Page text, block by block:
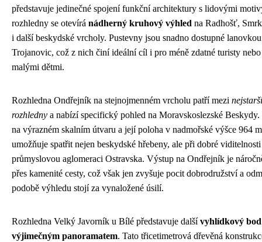
představuje jedinečné spojení funkční architektury s lidovými
rozhledny se otevírá nádherný kruhový výhled na Radhošť,
i další beskydské vrcholy. Pustevny jsou snadno dostupné
Trojanovic, což z nich činí ideální cíl i pro méně zdatné turisty
malými dětmi.
Rozhledna Ondřejník na stejnojmenném vrcholu patří mezi
rozhledny a nabízí specifický pohled na Moravskoslezské Beskydy.
na výrazném skalním útvaru a její poloha v nadmořské výšce 964
umožňuje spatřit nejen beskydské hřebeny, ale při dobré
průmyslovou aglomeraci Ostravska. Výstup na Ondřejník je
přes kamenité cesty, což však jen zvyšuje pocit dobrodružství a
podobě výhledu stojí za vynaložené úsilí.
Rozhledna Velký Javorník u Bílé představuje dalšívyhlídkový bod
výjimečným panoramatem. Tato třicetimetrová dřevěná